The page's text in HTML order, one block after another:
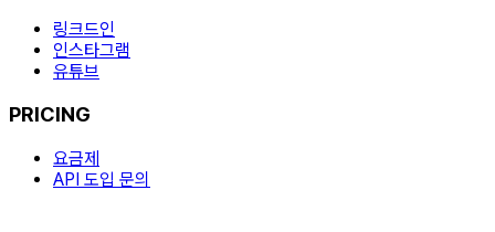
링크드인
인스타그램
유튜브
PRICING
요금제
API 도입 문의